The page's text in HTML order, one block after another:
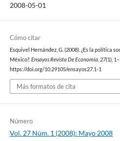
2008-05-01
Cómo citar
Esquivel Hernández, G. (2008). ¿Es la política
México?. Ensayos Revista De Economía 27(1),
https://doi.org/10.29105/ensayos27.1-1
Más formatos de cita
Número
Vol. 27 Núm. 1 (2008): Mayo 2008